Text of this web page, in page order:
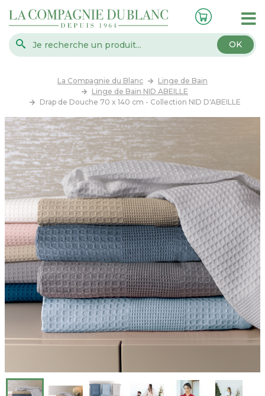
OK
La Compagnie du Blanc
Linge de Bain
Linge de Bain NID ABEILLE
Drap de Douche 70 x 140 cm - Collection NID D'ABEILLE